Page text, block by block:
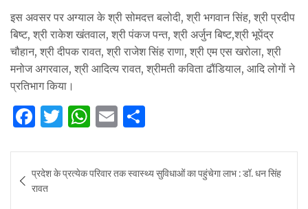
इस अवसर पर अग्याल के श्री सोमदत्त बलोदी, श्री भगवान सिंह, श्री प्रदीप
बिष्ट, श्री राकेश खंतवाल, श्री पंकज पन्त, श्री अर्जुन बिष्ट,श्री भूपेंद्र
चौहान, श्री दीपक रावत, श्री राजेश सिंह राणा, श्री एम एस खरोला, श्री
मनोज अगरवाल, श्री आदित्य रावत, श्रीमती कविता ढौंडियाल, आदि लोगों ने
प्रतिभाग किया।
F
c
e
T
it
te
W
at
s
E
ai
l
ar
e
navigation
प्रदेश के प्रत्येक परिवार तक स्वास्थ्य सुविधाओं का पहुंचेगा लाभ : डॉ. धन सिंह
रावत